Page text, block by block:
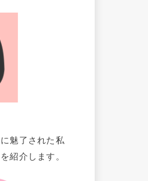
魅了された私
紹介します。